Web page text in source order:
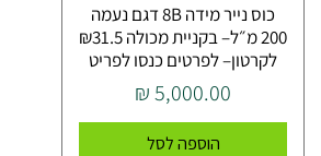
כוס נייר מידה 8B דגם נעמה
200 מ״ל– בקניית מכולה ₪31.5
לקרטון– לפרטים כנסו לפריט
מחיר
הוספה לסל